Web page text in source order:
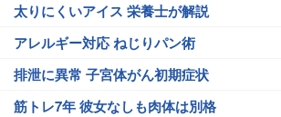
太りにくいアイス 栄養士が解説
アレルギー対応 ねじりパン術
排泄に異常 子宮体がん初期症状
筋トレ7年 彼女なしも肉体は別格